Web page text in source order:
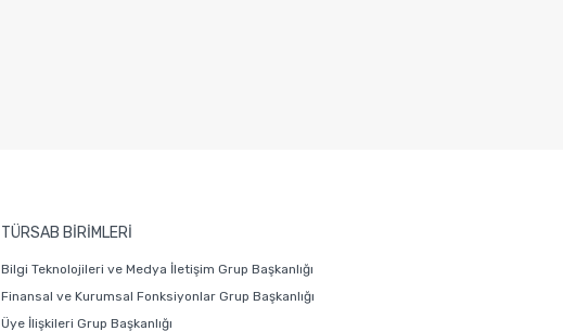
TÜRSAB BİRİMLERİ
Bilgi Teknolojileri ve Medya İletişim Grup Başkanlığı
Finansal ve Kurumsal Fonksiyonlar Grup Başkanlığı
Üye İlişkileri Grup Başkanlığı